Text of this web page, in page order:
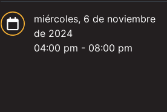
miércoles, 6 de noviembre
de 2024
04:00 pm - 08:00 pm